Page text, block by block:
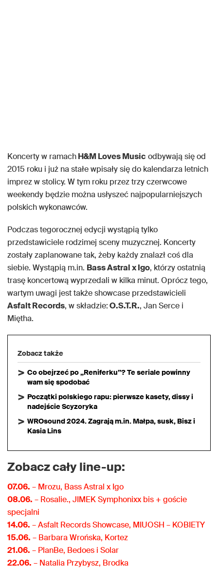
Koncerty w ramachH&M Loves Music odbywają się od
2015 roku i już na stałe wpisały się do kalendarza letnich
imprez w stolicy. W tym roku przez trzy czerwcowe
weekendy będzie można usłyszeć najpopularniejszych
polskich wykonawców.
Podczas tegorocznej edycji wystąpią tylko
przedstawiciele rodzimej sceny muzycznej. Koncerty
zostały zaplanowane tak, żeby każdy znalazł coś dla
siebie. Wystąpią m.in. Bass Astral x Igo, którzy ostatnią
trasę koncertową wyprzedali w kilka minut. Oprócz tego,
wartym uwagi jest także showcase przedstawicieli
Asfalt Records, w składzie:O.S.T.R., Jan Serce i
Miętha.
Zobacz także
Co obejrzeć po „Reniferku”? Te seriale powinny
wam się spodobać
Początki polskiego rapu: pierwsze kasety, dissy i
nadejście Scyzoryka
WROsound 2024. Zagrają m.in. Małpa, susk, Bisz i
Kasia Lins
Zobacz cały line-up:
07.06. – Mrozu, Bass Astral x Igo
08.06. – Rosalie., JIMEK Symphonixx bis + goście
specjalni
14.06. – Asfalt Records Showcase, MIUOSH – KOBIETY
15.06. – Barbara Wrońska, Kortez
21.06. – PlanBe, Bedoes i Solar
22.06. – Natalia Przybysz, Brodka